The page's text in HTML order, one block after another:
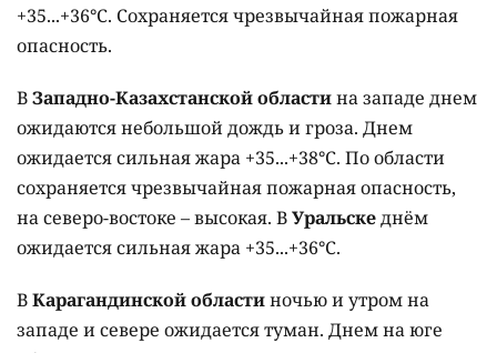
+35...+36°C. Сохраняется чрезвычайная пожарная
опасность.
ВЗападно-Казахстанской областина западе днем
ожидаются небольшой дождь и гроза. Днем
ожидается сильная жара +35...+38°C. По области
сохраняется чрезвычайная пожарная опасность,
на северо-востоке – высокая. ВУральскеднём
ожидается сильная жара +35...+36°C.
ВКарагандинской областиночью и утром на
западе и севере ожидается туман. Днем на юге